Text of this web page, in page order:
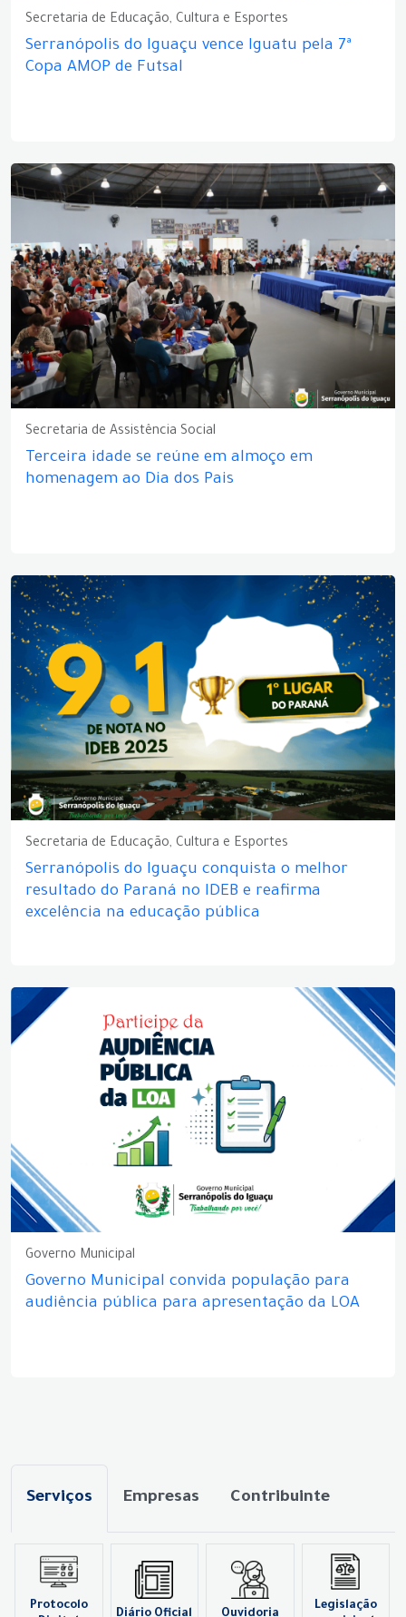
Secretaria de Educação, Cultura e Esportes
Serranópolis do Iguaçu vence Iguatu pela 7ª
Copa AMOP de Futsal
Secretaria de Assistência Social
Terceira idade se reúne em almoço em
homenagem ao Dia dos Pais
Secretaria de Educação, Cultura e Esportes
Serranópolis do Iguaçu conquista o melhor
resultado do Paraná no IDEB e reafirma
excelência na educação pública
Governo Municipal
Governo Municipal convida população para
audiência pública para apresentação da LOA
Serviços Empresas Contribuinte
Protocolo
Diário Oficial Ouvidoria
Legislação